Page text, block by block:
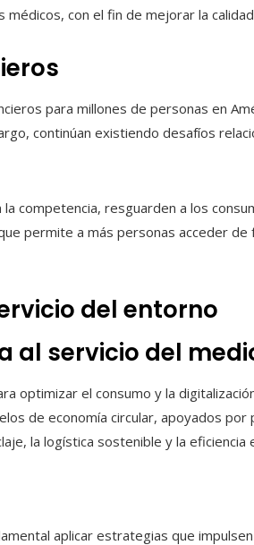
con el fin de mejorar la
para millones de personas en
continúan existiendo desafíos
competencia, resguarden a los
permite a más personas acceder
del entorno
al servicio del
optimizar el consumo y la
de economía circular, apoyados por
la logística sostenible y la eficiencia
aplicar estrategias que